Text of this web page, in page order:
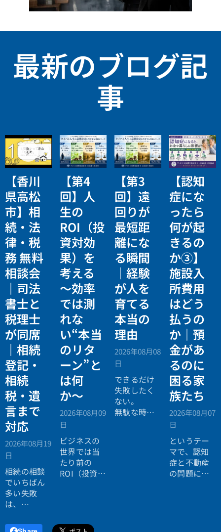
最新のブログ記
事
【香川
県高松
市】相
続・法
律・税
務 無料
相談会
｜司法
書士と
税理士
が同席
｜相続
登記・
相続
税・遺
言まで
対応
2026年08月19
日
相続の相談
でいちばん
多い失敗
は、
行ったら登
【第4
回】人
生の
ROI（投
資対効
果）を
考える
〜効率
では測
れな
い“本当
のリタ
ーン”と
は何
か〜
2026年08月09
日
ビジネスの
世界では当
たり前の
ROI（投資対
広がってい
【第3
回】遠
回りが
最短距
離にな
る瞬間
｜経験
が人を
育てる
本当の
理由
2026年08月08
日
できるだけ
失敗したく
ない。
無駄な時間
【認知
症にな
ったら
何が起
きるの
か③】
施設入
所費用
はどう
払うの
か｜預
金があ
るのに
困る家
族たち
2026年08月07
日
というテー
マで、認知
症と不動産
の問題につ